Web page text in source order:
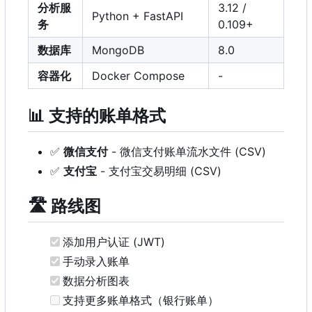
分析服
务
Python + FastAPI
3.12 /
0.109+
数据库
MongoDB
8.0
容器化
Docker Compose -
📊 支持的账单格式
✅ 微信支付- 微信支付账单流水文件 (CSV)
✅ 支付宝 - 支付宝交易明细 (CSV)
🛣️ 路线图
添加用户认证 (JWT)
手动录入账单
数据分析图表
支持更多账单格式（银行账单）